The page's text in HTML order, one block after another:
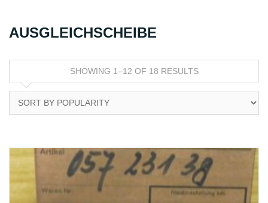
AUSGLEICHSCHEIBE
SHOWING 1–12 OF 18 RESULTS